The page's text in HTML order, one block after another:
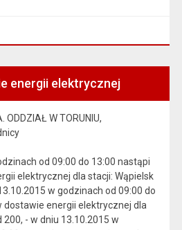
energii elektrycznej
ODDZIAŁ W TORUNIU,
od 09:00 do 13:00 nastąpi
elektrycznej dla stacji: Wąpielsk
w godzinach od 09:00 do
dostawie energii elektrycznej dla
- w dniu 13.10.2015 w